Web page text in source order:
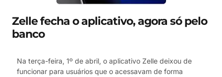
Zelle fecha o aplicativo, agora só pelo
banco
Na terça-feira, 1º de abril, o aplicativo Zelle deixou de
funcionar para usuários que o acessavam de forma